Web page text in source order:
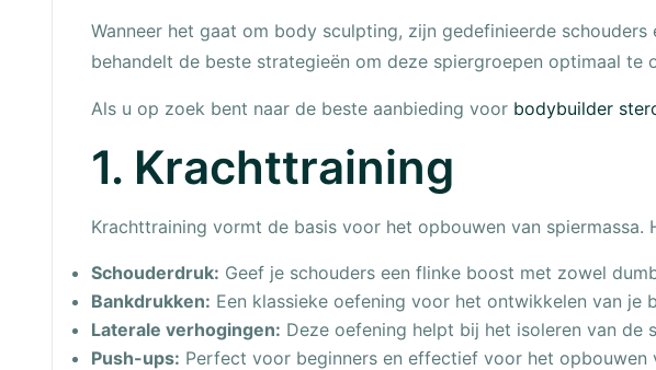
Wanneer het gaat om body sculpting, zijn gedefinieerde
behandelt de beste strategieën om deze spiergroepen optimaal te
Als u op zoek bent naar de beste aanbieding voor bodybuilder
1. Krachttraining
Krachttraining vormt de basis voor het opbouwen van
Schouderdruk: Geef je schouders een flinke boost met zowel
Bankdrukken: Een klassieke oefening voor het ontwikkelen van je
Laterale verhogingen: Deze oefening helpt bij het isoleren van de
Push-ups: Perfect voor beginners en effectief voor het opbouwen